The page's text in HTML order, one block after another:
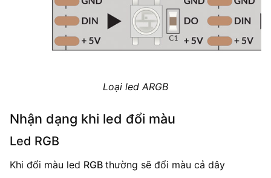
Loại led ARGB
Nhận dạng khi led đổi màu
Led RGB
Khi đổi màu led RGB thường sẽ đổi màu cả dây